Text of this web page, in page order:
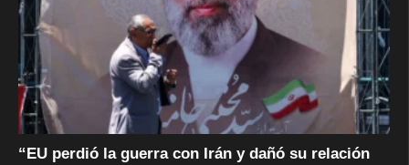
“EU perdió la guerra con Irán y dañó su relación